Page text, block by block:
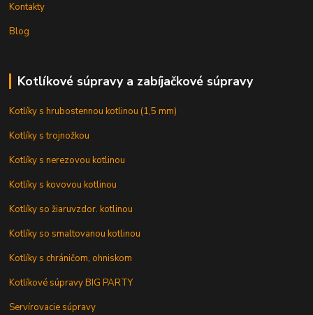
Kontakty
Blog
Kotlíkové súpravy a zabíjačkové súpravy
Kotlíky s hrubostennou kotlinou (1,5 mm)
Kotlíky s trojnožkou
Kotlíky s nerezovou kotlinou
Kotlíky s kovovou kotlinou
Kotlíky so žiaruvzdor. kotlinou
Kotlíky so smaltovanou kotlinou
Kotlíky s chráničom, ohniskom
Kotlíkové súpravy BIG PARTY
Servírovacie súpravy